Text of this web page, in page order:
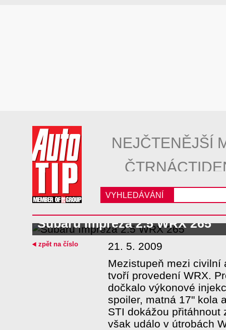
NEJČTENĚJŠÍ
VYHLEDÁVÁNÍ
Subaru Impreza 2.5 WRX 265
21. 5. 2009
Mezistupeň mezi civilní
tvoří provedení WRX.
dočkalo výkonové
spoiler, matná 17" kola
STI dokážou přitáhnout
však událo v útrobách
zpět na číslo